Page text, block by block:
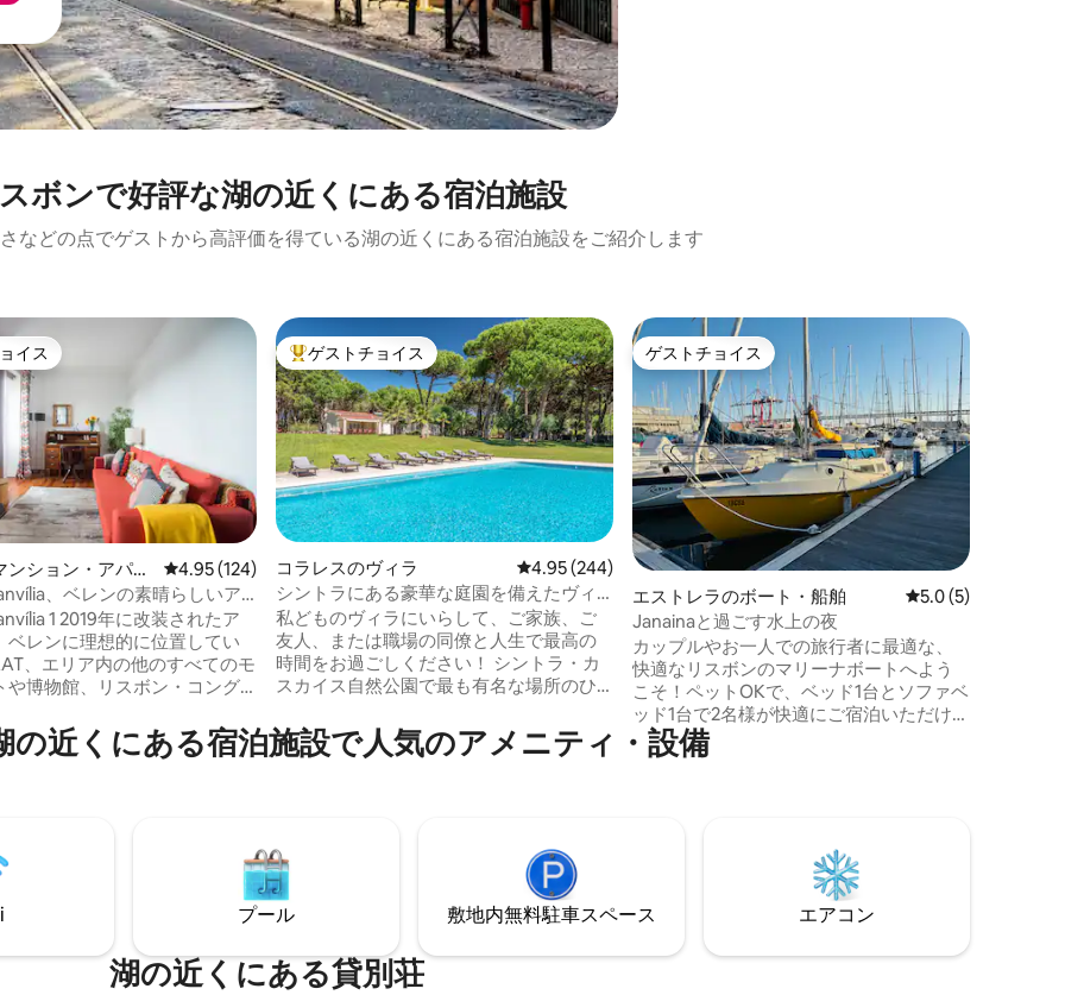
ボンで好評な湖の近くにある宿泊施設
などの点でゲストから高評価を得ている湖の近くにある宿泊施設をご紹介します
つ星の平均評価
イス
イス
ンション・アパー レビュー124件、5つ星中4.95つ星の平均評価
4.95 (124)
、ベレンの素晴らしいア
1 2019年に改装されたア
ベレンに理想的に位置してい
、エリア内の他のすべてのモ
や博物館、リスボン・コング
チン（オーブン、コンロ、冷
機、食器洗い機、電子レン
大きなワードローブのある寝
に適しています） 130のテレ
と無料Wi-Fi
大好評のゲストチョイスです。
ゲストチョイス
コラレスのヴィラ レビュー244件、5つ星中4.95つ星の平均評価
4.95 (244)
シントラにある豪華な庭園を備えたヴィ
ラ
私どものヴィラにいらして、ご家族、ご
友人、または職場の同僚と人生で最高の
時間をお過ごしください！ シントラ・カ
スカイス自然公園で最も有名な場所のひ
ヴィラは、素晴らしい庭園に囲まれてお
り、本当に思い出に残る滞在になること
アメリカの作家ポール・オースターは、
当ヴィラに4か月滞在し、『インナー・ラ
イフ マーティン・フロスト』の撮影を行
いました。
ゲストチョイス
ゲストチョイス
エストレラのボート・船舶 レビュー5件、5つ
5.0 (5)
Janainaと過ごす水上の夜
カップルやお一人での旅行者に最適な、
快適なリスボンのマリーナボートへよう
こそ！ペットOKで、ベッド1台とソファベ
ッド1台で2名様が快適にご宿泊いただけま
す。冷蔵庫とコンロのあるキッチンをお
楽しみください。船内には簡単な用途の
でリスボンの賑やかな中心部からわずか
10分の場所にある当ボートは、市内への
アクセスが便利で、穏やかな滞在をお楽
しみいただけます。 RNAAT 973/2024
の近くにある宿泊施設で人気のアメニティ・設備
プール 敷地内無料駐⁠車ス⁠ペ⁠ー⁠ス エアコン
湖の近くにある貸別荘